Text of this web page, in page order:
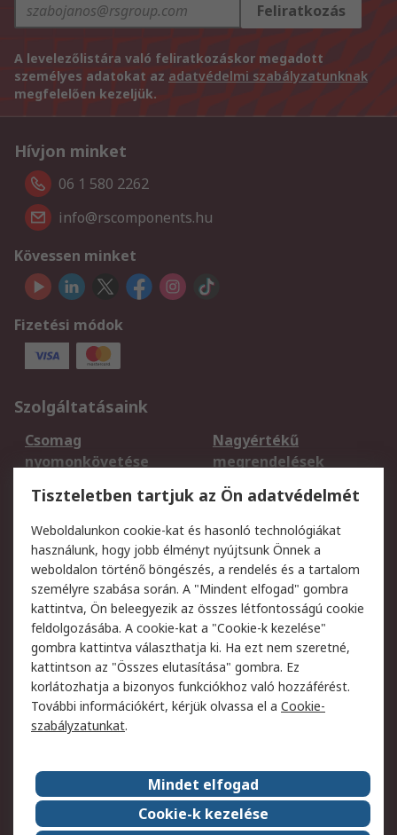
Feliratkozás
A levelezőlistára való feliratkozáskor megadott
személyes adatokat az adatvédelmi szabályzatunknak
megfelelően kezeljük.
Hívjon minket
06 1 580 2262
info@rscomponents.hu
Kövessen minket
Fizetési módok
Szolgáltatásaink
Csomag
nyomonkövetése
Nagyértékű
megrendelések
Regisztráció
Szállítás
Termékvisszaküldés
Szolgáltatások
Jogi
Adatvédelmi
szabályzat
Az RS értékesítési
feltételei
Cookie szabályzat
Email biztonság
Webhelyre vonatkozó
feltételek
Weboldal felhasználói
szabályzata
Képviseletek
Rólunk
Vállalatcsoport
Tiszteletben tartjuk az Ön adatvédelmét
Weboldalunkon cookie-kat és hasonló technológiákat
használunk, hogy jobb élményt nyújtsunk Önnek a
weboldalon történő böngészés, a rendelés és a tartalom
személyre szabása során. A "Mindent elfogad" gombra
kattintva, Ön beleegyezik az összes létfontosságú cookie
feldolgozásába. A cookie-kat a "Cookie-k kezelése"
gombra kattintva választhatja ki. Ha ezt nem szeretné,
kattintson az "Összes elutasítása" gombra. Ez
korlátozhatja a bizonyos funkciókhoz való hozzáférést.
További információkért, kérjük olvassa el a Cookie-
szabályzatunkat.
Mindet elfogad
Cookie-k kezelése